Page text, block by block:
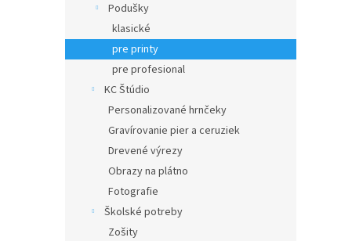
Podušky
klasické
pre printy
pre profesional
KC Štúdio
Personalizované hrnčeky
Gravírovanie pier a ceruziek
Drevené výrezy
Obrazy na plátno
Fotografie
Školské potreby
Zošity